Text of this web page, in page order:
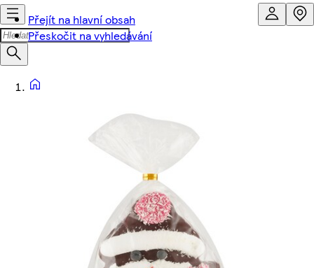
Přejít na hlavní obsah
Přeskočit na vyhledávání